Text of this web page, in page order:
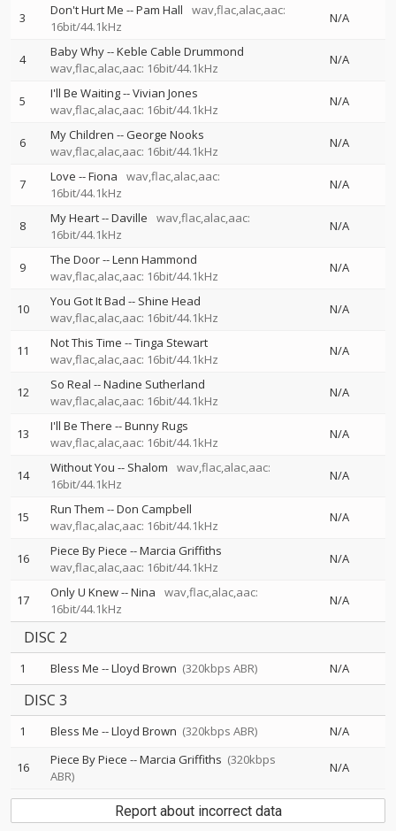
3 Don't Hurt Me --Pam Hall
wav,flac,alac,aac:
16bit/44.1kHz
N/A
4 Baby Why--Keble Cable Drummond
wav,flac,alac,aac: 16bit/44.1kHz
N/A
5 I'll Be Waiting--Vivian Jones
wav,flac,alac,aac: 16bit/44.1kHz
N/A
6 My Children --George Nooks
wav,flac,alac,aac: 16bit/44.1kHz
N/A
7 Love --Fiona
wav,flac,alac,aac:
16bit/44.1kHz
N/A
8 My Heart--Daville
wav,flac,alac,aac:
16bit/44.1kHz
N/A
9 The Door--Lenn Hammond
wav,flac,alac,aac: 16bit/44.1kHz
N/A
10 You Got It Bad -- Shine Head
wav,flac,alac,aac: 16bit/44.1kHz
N/A
11 Not This Time --Tinga Stewart
wav,flac,alac,aac: 16bit/44.1kHz
N/A
12 So Real --Nadine Sutherland
wav,flac,alac,aac: 16bit/44.1kHz
N/A
13 I'll Be There --Bunny Rugs
wav,flac,alac,aac: 16bit/44.1kHz
N/A
14 Without You -- Shalom
wav,flac,alac,aac:
16bit/44.1kHz
N/A
15 Run Them --Don Campbell
wav,flac,alac,aac: 16bit/44.1kHz
N/A
16 Piece By Piece --Marcia Griffiths
wav,flac,alac,aac: 16bit/44.1kHz
N/A
17 Only U Knew--Nina
wav,flac,alac,aac:
16bit/44.1kHz
N/A
DISC 2
1 Bless Me --Lloyd Brown (320kbps ABR) N/A
DISC 3
1 Bless Me --Lloyd Brown (320kbps ABR) N/A
16 Piece By Piece --Marcia Griffiths (320kbps
ABR)
N/A
Report about incorrect data